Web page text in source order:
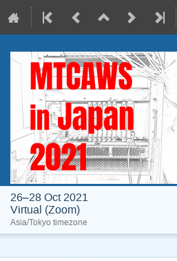
26–28 Oct 2021
Virtual (Zoom)
Asia/Tokyo timezone